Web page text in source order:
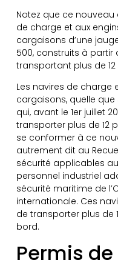
Notez que ce nouveau
de charge et aux
cargaisons d’une
500, construits à partir
transportant plus de
Les navires de charge
cargaisons, quelle
qui, avant le 1er juillet
transporter plus de 12
se conformer à ce
autrement dit au
sécurité applicables
personnel industriel
sécurité maritime de
internationale. Ces
de transporter plus de
bord.
Permis